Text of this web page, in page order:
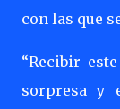
con las que
“Recibir
sorpresa y